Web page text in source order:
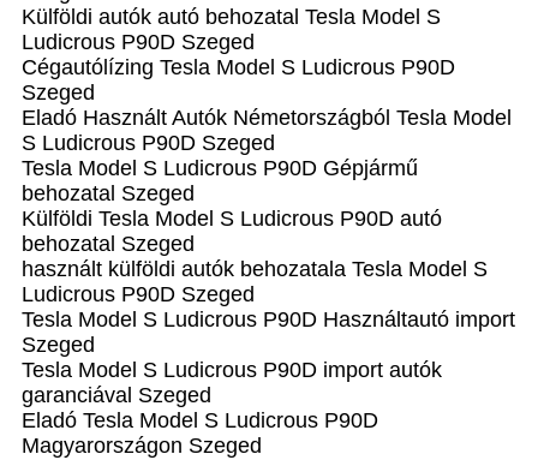
Külföldi autók‎ autó behozatal Tesla Model S
Ludicrous P90D Szeged
Cégautólízing Tesla Model S Ludicrous P90D
Szeged
Eladó Használt Autók Németországból Tesla Model
S Ludicrous P90D Szeged
Tesla Model S Ludicrous P90D Gépjármű
behozatal Szeged
Külföldi Tesla Model S Ludicrous P90D autó
behozatal Szeged
használt külföldi autók behozatala Tesla Model S
Ludicrous P90D Szeged
Tesla Model S Ludicrous P90D Használtautó import
Szeged
Tesla Model S Ludicrous P90D import autók
garanciával Szeged
Eladó Tesla Model S Ludicrous P90D
Magyarországon‎ Szeged